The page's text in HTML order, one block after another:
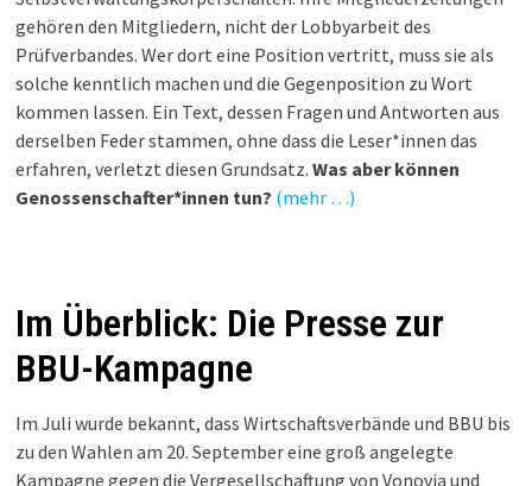
gehören den Mitgliedern, nicht der Lobbyarbeit des
Prüfverbandes. Wer dort eine Position vertritt, muss sie als
solche kenntlich machen und die Gegenposition zu Wort
kommen lassen. Ein Text, dessen Fragen und Antworten aus
derselben Feder stammen, ohne dass die Leser*innen das
erfahren, verletzt diesen Grundsatz.Was aber können
Genossenschafter*innen tun? (mehr …)
Im Überblick: Die Presse zur
BBU-Kampagne
Im Juli wurde bekannt, dass Wirtschaftsverbände und BBU bis
zu den Wahlen am 20. September eine groß angelegte
Kampagne gegen die Vergesellschaftung von Vonovia und